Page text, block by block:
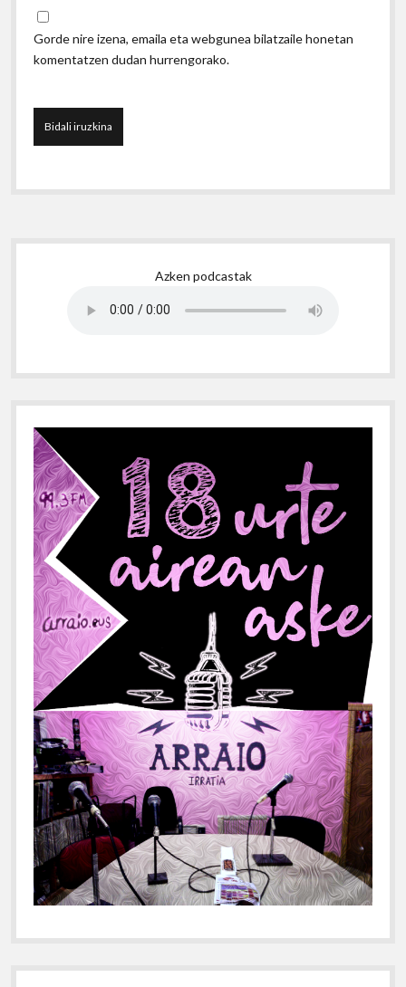
Gorde nire izena, emaila eta webgunea bilatzaile honetan
komentatzen dudan hurrengorako.
Sidebar
Azken podcastak